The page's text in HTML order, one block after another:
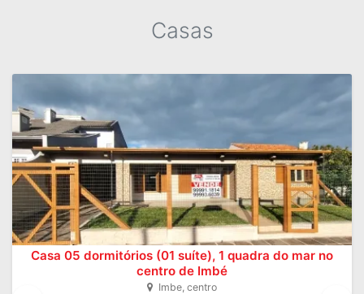
Casas
Casa Residencial
Imbe, centro